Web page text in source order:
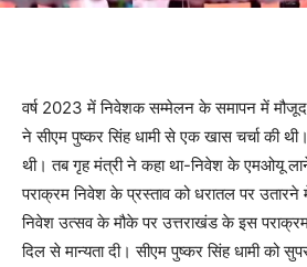
वर्ष 2023 में निवेशक सम्मेलन के समापन में मौजूद
ने सीएम पुष्कर सिंह धामी से एक खास चर्चा की
थी। तब गृह मंत्री ने कहा था-निवेश के एमओयू
पराक्रम निवेश के प्रस्ताव को धरातल पर
निवेश उत्सव के मौके पर उत्तराखंड के इस
दिल से मान्यता दी। सीएम पुष्कर सिंह धामी को